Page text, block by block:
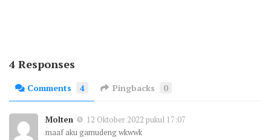
4 Responses
Comments 4 Pingbacks 0
Molten
12 Oktober 2022 pukul 17:07
maaf aku gamudeng wkwwk